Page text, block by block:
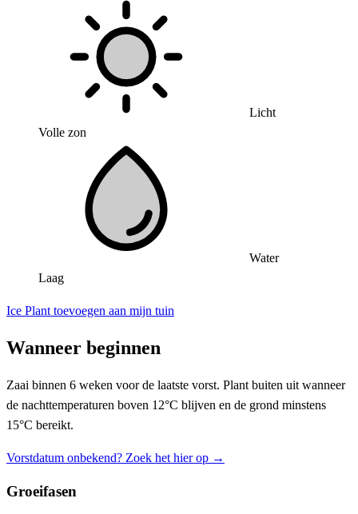
Licht
Volle zon
Water
Laag
Ice Plant toevoegen aan mijn tuin
Wanneer beginnen
Zaai binnen 6 weken voor de laatste vorst. Plant buiten uit wanneer
de nachttemperaturen boven 12°C blijven en de grond minstens
15°C bereikt.
Vorstdatum onbekend? Zoek het hier op →
Groeifasen